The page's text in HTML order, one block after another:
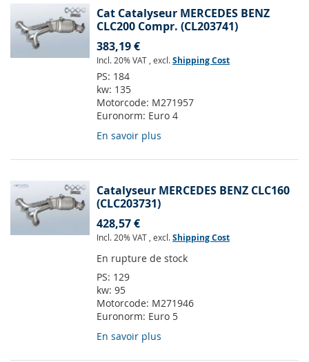
Cat Catalyseur MERCEDES BENZ
CLC200 Compr. (CL203741)
383,19 €
Incl. 20% VAT , excl.Shipping Cost
PS: 184
kw: 135
Motorcode: M271957
Euronorm: Euro 4
En savoir plus
Catalyseur MERCEDES BENZ CLC160
(CLC203731)
428,57 €
Incl. 20% VAT , excl.Shipping Cost
En rupture de stock
PS: 129
kw: 95
Motorcode: M271946
Euronorm: Euro 5
En savoir plus